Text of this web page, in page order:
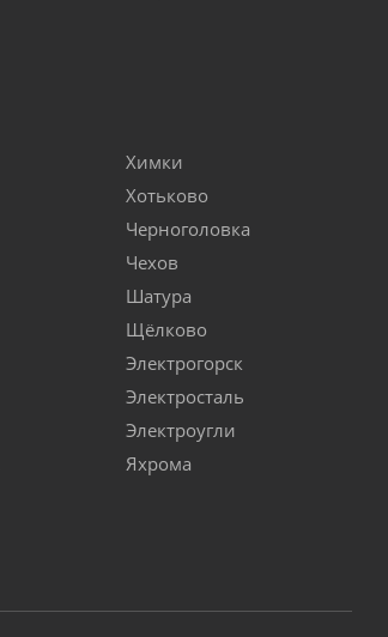
Химки
Хотьково
Черноголовка
Чехов
Шатура
Щёлково
Электрогорск
Электросталь
Электроугли
Яхрома